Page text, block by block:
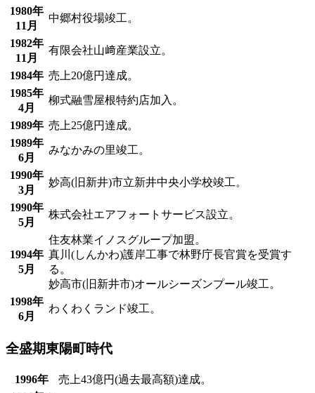
1980年
11月
中郷村役場竣工。
1982年
11月
有限会社山﨑産業設立。
1984年 売上20億円達成。
1985年
4月
柳式融雪屋根特約店加入。
1989年 売上25億円達成。
1989年
6月
みなかみの里竣工。
1990年
3月
妙高(旧新井)市立新井中央小学校竣工。
1990年
5月
株式会社エアフォートサービス設立。
1994年
5月
住友林業イノスグループ加盟。
真川(しんかわ)護岸工事で林野庁長官賞を受賞す
る。
妙高市(旧新井市)オールシーズンプール竣工。
1998年
6月
わくわくランド竣工。
全盛期東陽町時代
1996年
売上43億円(過去最高額)達成。